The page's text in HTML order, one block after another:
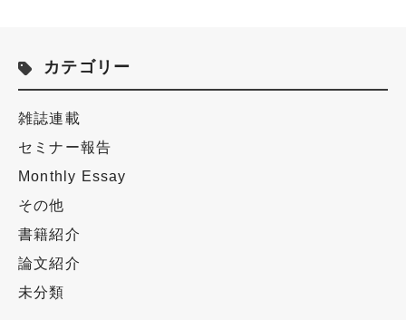
カテゴリー
雑誌連載
セミナー報告
Monthly Essay
その他
書籍紹介
論文紹介
未分類